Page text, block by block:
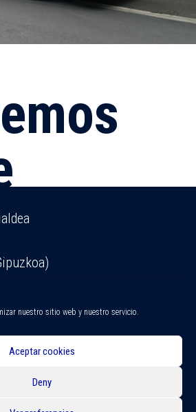
nuestro sitio web y nuestro servicio.
Aceptar cookies
Deny